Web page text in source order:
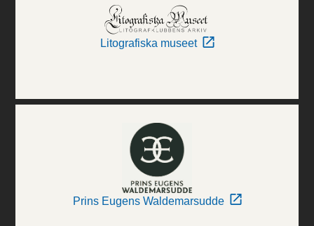
Litografiska museet
Prins Eugens Waldemarsudde